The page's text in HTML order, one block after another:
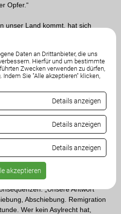
Daten an Drittanbieter, die uns
Hierfür und um bestimmte
Zwecken verwenden zu dürfen,
Sie "Alle akzeptieren" klicken,
Details anzeigen
Details anzeigen
Details anzeigen
akzeptieren
Opfer.“
unser Land kommt, hat sich
das.“ Ofner verwies zudem auf
Integrationsfonds:
den Deutschkurs ab, zwei von
allem jene, die aus Syrien oder
die rot/schwarze
Die Politik von SPÖ und
Bernardo sieht in der Maßnahme
löst kein einziges
Aktivität vorzutäuschen,
versagt haben. Die
Klarheit und eine Politik, die
Kindergartenpolitik.“ Die FPÖ
„Unsere Antwort
Abschiebung. Remigration
Wer kein Asylrecht hat,